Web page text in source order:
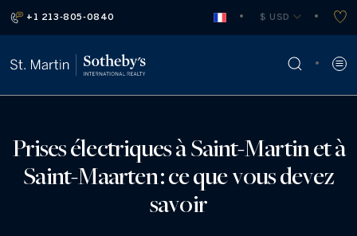
+1 213-805-0840 $ USD
Prises électriques à Saint-Martin et à
Saint-Maarten : ce que vous devez
savoir